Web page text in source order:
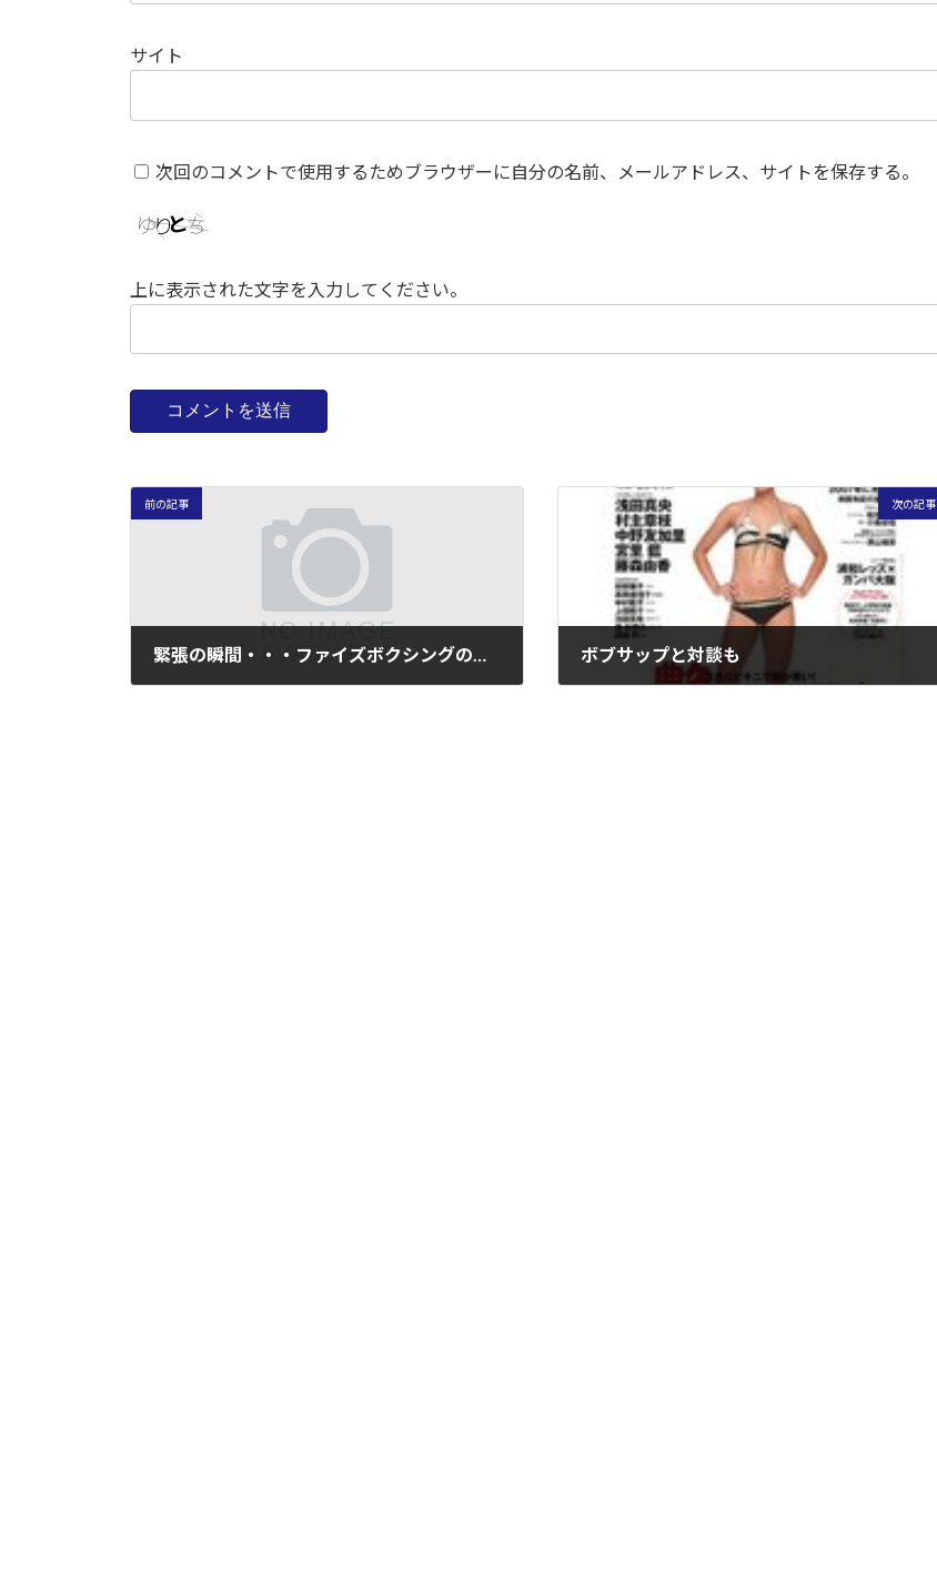
サイト
次回のコメントで使用するためブラウザーに自分の名前、メールアドレス、サイトを保存する。
上に表示された文字を入力してください。
前の記事
緊張の瞬間・・・ファイズボクシングの合格発表！
次の記事
ボブサップと対談も